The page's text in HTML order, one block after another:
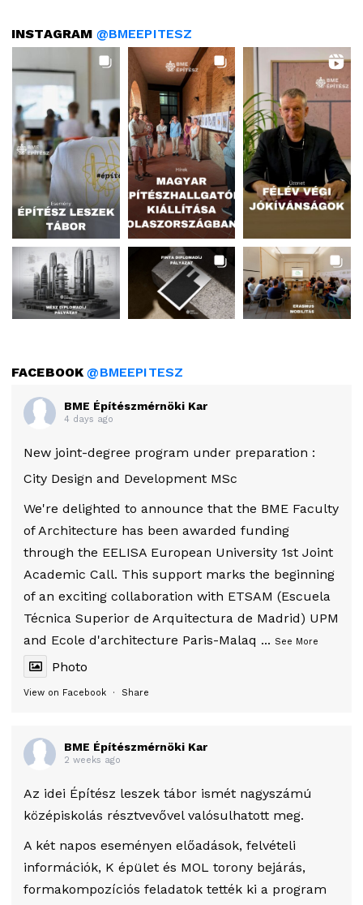
INSTAGRAM @BMEEPITESZ
FACEBOOK@BMEEPITESZ
BME Építészmérnöki Kar
4 days ago
New joint-degree program under preparation :
City Design and Development MSc
We're delighted to announce that the BME Faculty
of Architecture has been awarded funding
through the EELISA European University 1st Joint
Academic Call. This support marks the beginning
of an exciting collaboration with ETSAM (Escuela
Técnica Superior de Arquitectura de Madrid) UPM
and Ecole d'architecture Paris-Malaq ... See More
Photo
View on Facebook · Share
BME Építészmérnöki Kar
2 weeks ago
Az idei Építész leszek tábor ismét nagyszámú
középiskolás résztvevővel valósulhatott meg.
A két napos eseményen előadások, felvételi
információk, K épület és MOL torony bejárás,
formakompozíciós feladatok tették ki a program